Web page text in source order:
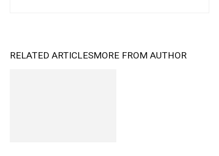
RELATED ARTICLESMORE FROM AUTHOR